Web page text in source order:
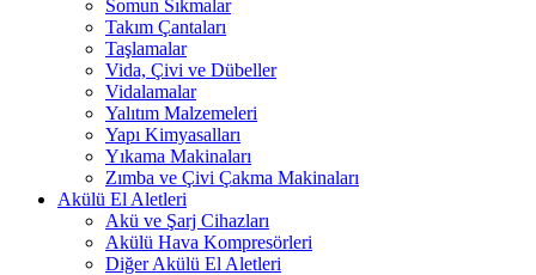
Somun Sıkmalar
Takım Çantaları
Taşlamalar
Vida, Çivi ve Dübeller
Vidalamalar
Yalıtım Malzemeleri
Yapı Kimyasalları
Yıkama Makinaları
Zımba ve Çivi Çakma Makinaları
Akülü El Aletleri
Akü ve Şarj Cihazları
Akülü Hava Kompresörleri
Diğer Akülü El Aletleri